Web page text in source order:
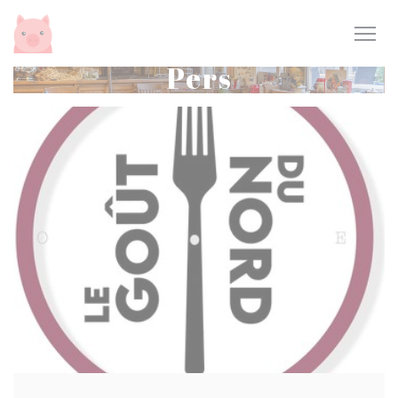
Cookies beheer paneel
Pers